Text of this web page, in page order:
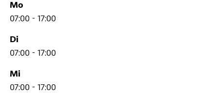
Mo
07:00 - 17:00
Di
07:00 - 17:00
Mi
07:00 - 17:00